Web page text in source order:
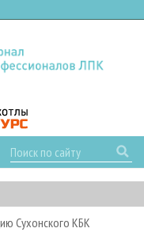
Сухонского КБК